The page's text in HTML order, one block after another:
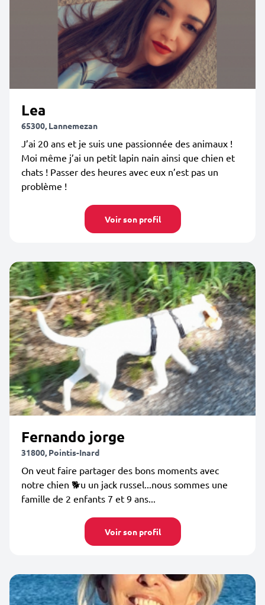
Lea
65300, Lannemezan
J’ai 20 ans et je suis une passionnée des animaux !
Moi même j’ai un petit lapin nain ainsi que chien et
chats ! Passer des heures avec eux n’est pas un
problème !
Voir son profil
Fernando jorge
31800, Pointis-Inard
On veut faire partager des bons moments avec
notre chien 🐕u un jack russel...nous sommes une
famille de 2 enfants 7 et 9 ans...
Voir son profil